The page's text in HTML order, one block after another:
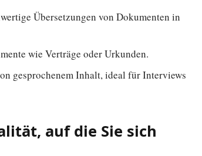
Übersetzungen von Dokumenten in
wie Verträge oder Urkunden.
gesprochenem Inhalt, ideal für Interviews
auf die Sie sich